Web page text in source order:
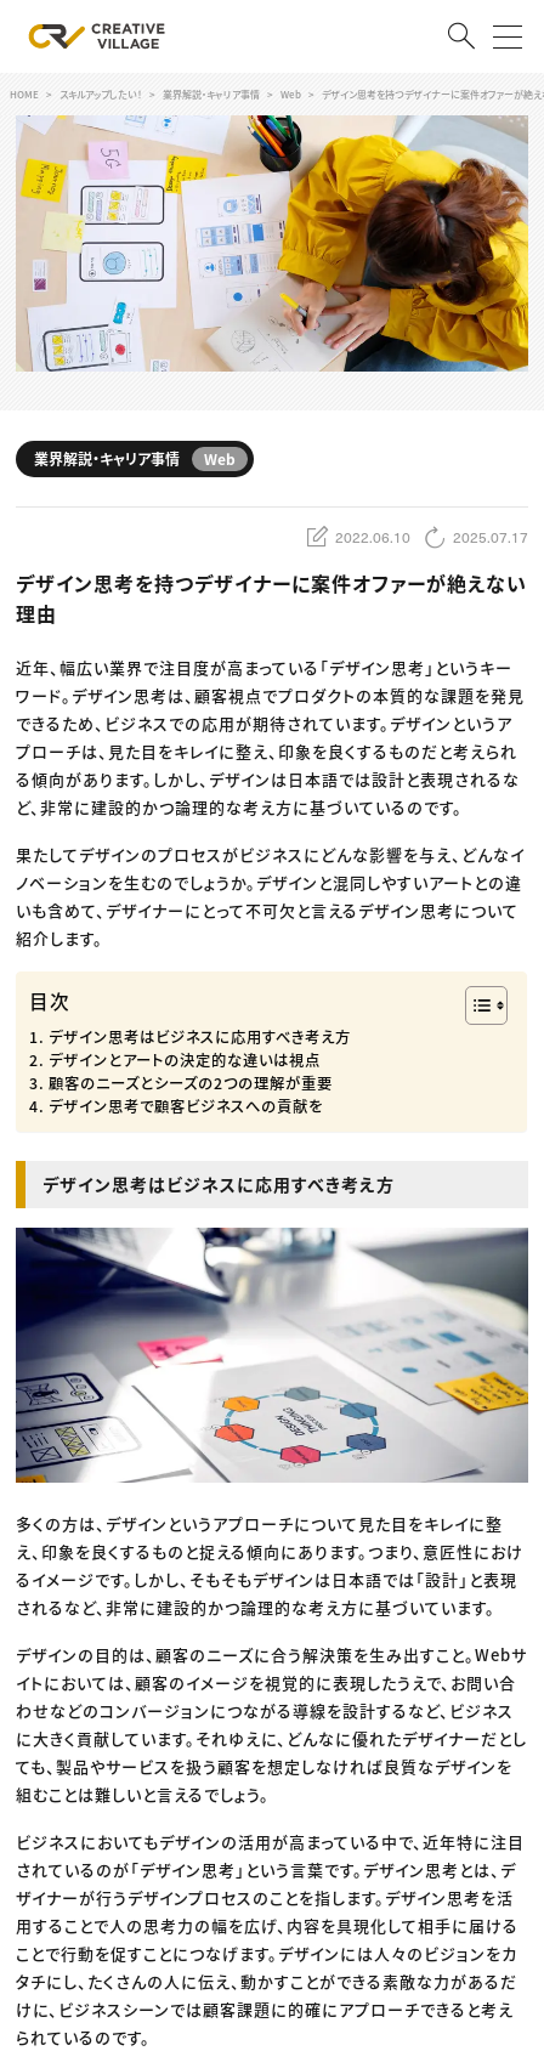
ログイン 会員登録
RECRUIT
クリエイター求人を探す
CREATIVE JOB求人検索
特集求人
採用説明会
スキルアップしたい！
デザイン
編集・ライティング
マーケティング
ディレクション
業界解説・キャリア事情
TOP Creator’s コラム
Webクリエイター
アプリクリエイター
ゲームクリエイター
映像クリエイター
クリエイターインタビュー
C＆R Magazine
セミナー
ニュース・トレンド トップ
Web
映像
ゲーム・エンタメ
広告
出版
CREATIVE VILLAGEからのお知らせ
プロフェッショナル×つながる×メディア
HOME スキルアップしたい！ 業界解説・キャリア事情 Web デザイン思考を持つデザイナーに案件オファーが絶
業界解説・キャリア事情 Web
2022.06.10 2025.07.17
デザイン思考を持つデザイナーに案件オファーが絶えない
理由
近年、幅広い業界で注目度が高まっている「デザイン思考」というキー
ワード。デザイン思考は、顧客視点でプロダクトの本質的な課題を発見
できるため、ビジネスでの応用が期待されています。デザインというア
プローチは、見た目をキレイに整え、印象を良くするものだと考えられ
る傾向があります。しかし、デザインは日本語では設計と表現されるな
ど、非常に建設的かつ論理的な考え方に基づいているのです。
果たしてデザインのプロセスがビジネスにどんな影響を与え、どんなイ
ノベーションを生むのでしょうか。デザインと混同しやすいアートとの違
いも含めて、デザイナーにとって不可欠と言えるデザイン思考について
紹介します。
目次
デザイン思考はビジネスに応用すべき考え方
デザインとアートの決定的な違いは視点
顧客のニーズとシーズの2つの理解が重要
デザイン思考で顧客ビジネスへの貢献を
デザイン思考はビジネスに応用すべき考え方
多くの方は、デザインというアプローチについて見た目をキレイに整
え、印象を良くするものと捉える傾向にあります。つまり、意匠性におけ
るイメージです。しかし、そもそもデザインは日本語では「設計」と表現
されるなど、非常に建設的かつ論理的な考え方に基づいています。
デザインの目的は、顧客のニーズに合う解決策を生み出すこと。Webサ
イトにおいては、顧客のイメージを視覚的に表現したうえで、お問い合
わせなどのコンバージョンにつながる導線を設計するなど、ビジネス
に大きく貢献しています。それゆえに、どんなに優れたデザイナーだとし
ても、製品やサービスを扱う顧客を想定しなければ良質なデザインを
組むことは難しいと言えるでしょう。
ビジネスにおいてもデザインの活用が高まっている中で、近年特に注目
されているのが「デザイン思考」という言葉です。デザイン思考とは、デ
ザイナーが行うデザインプロセスのことを指します。デザイン思考を活
用することで人の思考力の幅を広げ、内容を具現化して相手に届ける
ことで行動を促すことにつなげます。デザインには人々のビジョンをカ
タチにし、たくさんの人に伝え、動かすことができる素敵な力があるだ
けに、ビジネスシーンでは顧客課題に的確にアプローチできると考え
られているのです。